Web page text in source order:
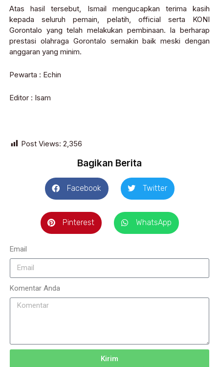
Atas hasil tersebut, Ismail mengucapkan terima kasih
kepada seluruh pemain, pelatih, official serta KONI
Gorontalo yang telah melakukan pembinaan. Ia berharap
prestasi olahraga Gorontalo semakin baik meski dengan
anggaran yang minim.
Pewarta : Echin
Editor : Isam
Post Views: 2,356
Bagikan Berita
Facebook Twitter
Pinterest WhatsApp
Email
Komentar Anda
Kirim